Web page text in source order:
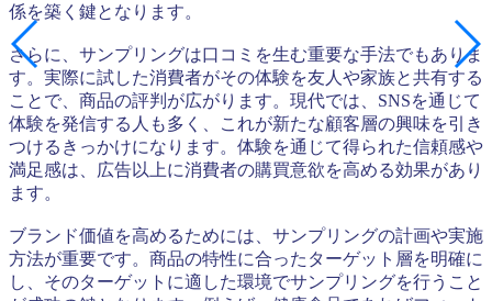
係を築く鍵となります。
さらに、サンプリングは口コミを生む重要な手法でもありま
す。実際に試した消費者がその体験を友人や家族と共有する
ことで、商品の評判が広がります。現代では、SNSを通じて
体験を発信する人も多く、これが新たな顧客層の興味を引き
つけるきっかけになります。体験を通じて得られた信頼感や
満足感は、広告以上に消費者の購買意欲を高める効果があり
ます。
ブランド価値を高めるためには、サンプリングの計画や実施
方法が重要です。商品の特性に合ったターゲット層を明確に
し、そのターゲットに適した環境でサンプリングを行うこと